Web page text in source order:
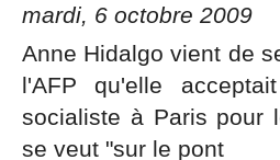
mardi, 6 octobre 2009
Anne Hidalgo vient de
l'AFP qu'elle
socialiste à Paris pour
se veut "sur le pont